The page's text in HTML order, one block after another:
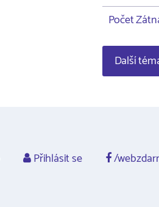
Počet
Další
Přihlásit se /